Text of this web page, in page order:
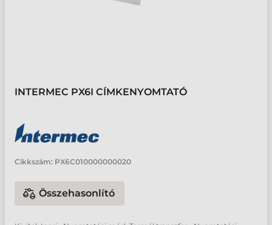
INTERMEC PX6I CÍMKENYOMTATÓ
Cikkszám: PX6C010000000020
Összehasonlító